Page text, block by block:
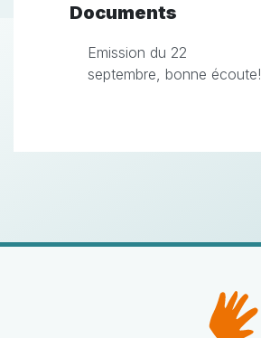
Documents
Emission du 22
septembre, bonne écoute!